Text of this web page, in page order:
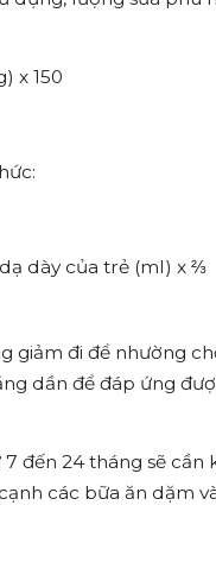
x 150
dày của trẻ (ml) x ⅔
giảm đi để nhường
dần để đáp ứng
đến 24 tháng sẽ cần
các bữa ăn dặm